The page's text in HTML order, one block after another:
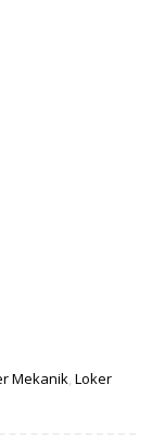
Mekanik, Loker